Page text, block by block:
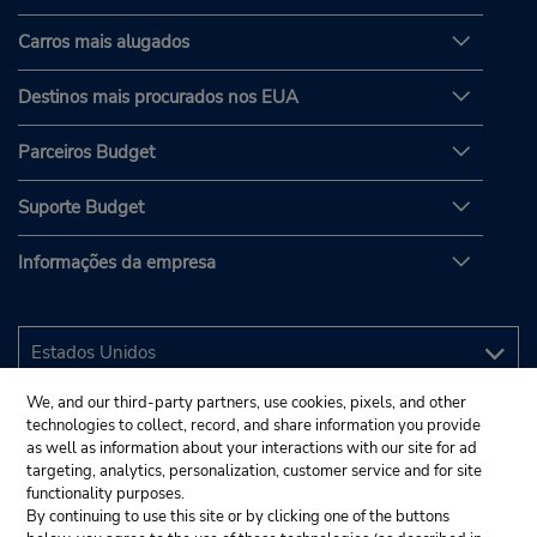
Carros mais alugados
Destinos mais procurados nos EUA
Parceiros Budget
Suporte Budget
Informações da empresa
We, and our third-party partners, use cookies, pixels, and other
technologies to collect, record, and share information you provide
as well as information about your interactions with our site for ad
targeting, analytics, personalization, customer service and for site
functionality purposes.
By continuing to use this site or by clicking one of the buttons